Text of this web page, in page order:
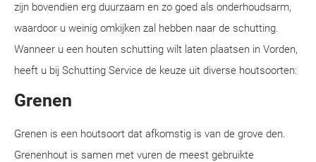
zijn bovendien erg duurzaam en zo goed als onderhoudsarm,
waardoor u weinig omkijken zal hebben naar de schutting.
Wanneer u een houten schutting wilt laten plaatsen in Vorden,
heeft u bij Schutting Service de keuze uit diverse houtsoorten:
Grenen
Grenen is een houtsoort dat afkomstig is van de grove den.
Grenenhout is samen met vuren de meest gebruikte